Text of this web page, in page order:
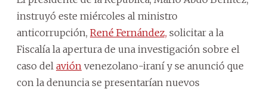
instruyó este miércoles al ministro
anticorrupción, René Fernández, solicitar a la
Fiscalía la apertura de una investigación sobre el
caso del avión venezolano-iraní y se anunció que
con la denuncia se presentarían nuevos